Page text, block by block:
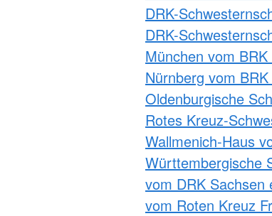
DRK-
DRK-
München vom BRK
Nürnberg vom BRK
Oldenburgische
Rotes Kreuz-
Wallmenich-Haus
Württembergische
vom DRK Sachsen
vom Roten Kreuz